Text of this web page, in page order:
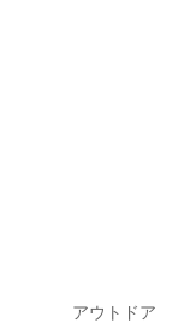
アウトドア